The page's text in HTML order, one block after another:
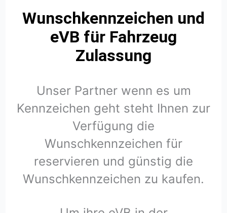
Wunschkennzeichen und
eVB für Fahrzeug
Zulassung
Unser Partner wenn es um
Kennzeichen geht steht Ihnen zur
Verfügung die
Wunschkennzeichen für
reservieren und günstig die
Wunschkennzeichen zu kaufen.